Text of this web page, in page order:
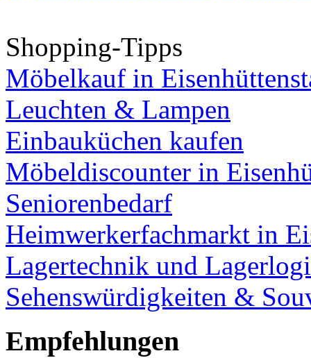
Shopping-Tipps
Möbelkauf in
Leuchten & Lampen
Einbauküchen kaufen
Möbeldiscounter in
Seniorenbedarf
Heimwerkerfachmarkt in
Lagertechnik und
Sehenswürdigkeiten &
Empfehlungen